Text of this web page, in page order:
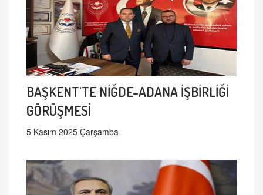
BAŞKENT'TE NİĞDE-ADANA İŞBİRLİĞİ
GÖRÜŞMESİ
5 Kasım 2025 Çarşamba